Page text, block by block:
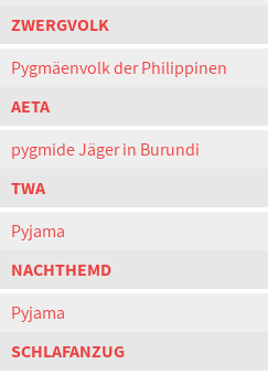
ZWERGVOLK
Pygmäenvolk der Philippinen
AETA
pygmide Jäger in Burundi
TWA
Pyjama
NACHTHEMD
Pyjama
SCHLAFANZUG